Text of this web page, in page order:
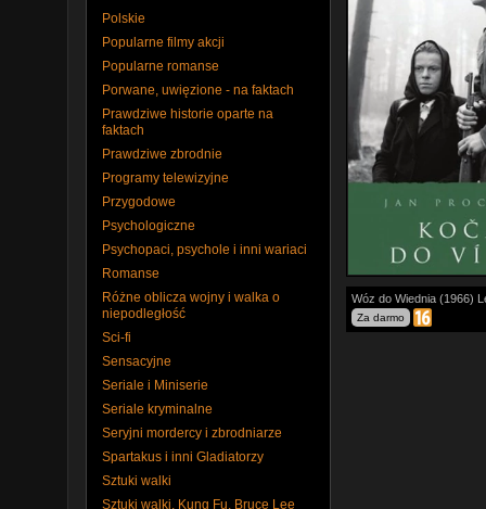
Polskie
Popularne filmy akcji
Popularne romanse
Porwane, uwięzione - na faktach
Prawdziwe historie oparte na
faktach
Prawdziwe zbrodnie
Programy telewizyjne
Przygodowe
Psychologiczne
Psychopaci, psychole i inni wariaci
Romanse
Różne oblicza wojny i walka o
niepodległość
Sci-fi
Sensacyjne
Seriale i Miniserie
Seriale kryminalne
Seryjni mordercy i zbrodniarze
Spartakus i inni Gladiatorzy
Sztuki walki
Sztuki walki, Kung Fu, Bruce Lee
Koszalina.
Dramat, Wojenny
Koniec II Wojny
Wóz do Wiednia (1966)
Za darmo